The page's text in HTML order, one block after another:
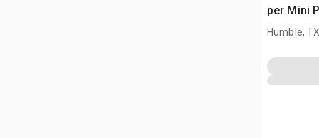
per Mini
Humble,